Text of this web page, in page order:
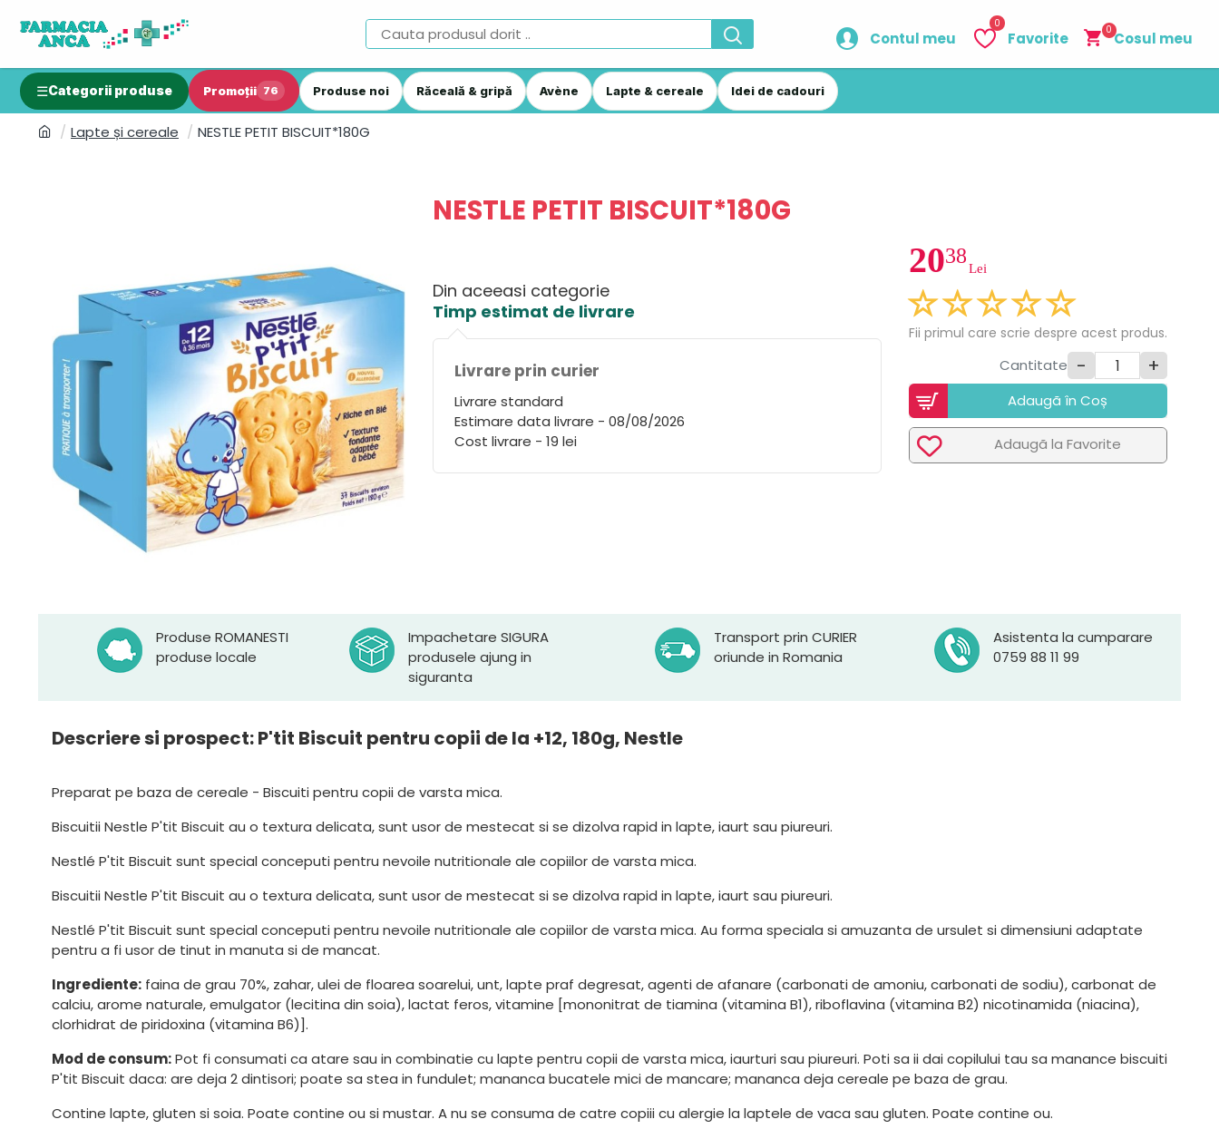
Contul meu Favorite
0
Cosul meu
0
Categorii produse Promoții 76 Produse noi Răceală & gripă Avène Lapte & cereale Idei de cadouri
Lapte și cereale NESTLE PETIT BISCUIT*180G
NESTLE PETIT BISCUIT*180G
Din aceeasi categorie
Timp estimat de livrare
Livrare prin curier
Livrare standard
Estimare data livrare - 08/08/2026
Cost livrare - 19 lei
2038
Lei
Fii primul care scrie despre acest produs.
Cantitate - +
Adaugã în Coș
Adaugã la Favorite
Produse ROMANESTI
produse locale
Impachetare SIGURA
produsele ajung in
siguranta
Transport prin CURIER
oriunde in Romania
Asistenta la cumparare
0759 88 11 99
Descriere si prospect: P'tit Biscuit pentru copii de la +12, 180g, Nestle
Preparat pe baza de cereale - Biscuiti pentru copii de varsta mica.
Biscuitii Nestle P'tit Biscuit au o textura delicata, sunt usor de mestecat si se dizolva rapid in lapte, iaurt sau piureuri.
Nestlé P'tit Biscuit sunt special conceputi pentru nevoile nutritionale ale copiilor de varsta mica.
Biscuitii Nestle P'tit Biscuit au o textura delicata, sunt usor de mestecat si se dizolva rapid in lapte, iaurt sau piureuri.
Nestlé P'tit Biscuit sunt special conceputi pentru nevoile nutritionale ale copiilor de varsta mica. Au forma speciala si amuzanta de ursulet si dimensiuni adaptate
pentru a fi usor de tinut in manuta si de mancat.
Ingrediente: faina de grau 70%, zahar, ulei de floarea soarelui, unt, lapte praf degresat, agenti de afanare (carbonati de amoniu, carbonati de sodiu), carbonat de
calciu, arome naturale, emulgator (lecitina din soia), lactat feros, vitamine [mononitrat de tiamina (vitamina B1), riboflavina (vitamina B2) nicotinamida (niacina),
clorhidrat de piridoxina (vitamina B6)].
Mod de consum:Pot fi consumati ca atare sau in combinatie cu lapte pentru copii de varsta mica, iaurturi sau piureuri. Poti sa ii dai copilului tau sa manance biscuiti
P'tit Biscuit daca: are deja 2 dintisori; poate sa stea in fundulet; mananca bucatele mici de mancare; mananca deja cereale pe baza de grau.
Contine lapte, gluten si soia. Poate contine ou si mustar. A nu se consuma de catre copiii cu alergie la laptele de vaca sau gluten. Poate contine ou.